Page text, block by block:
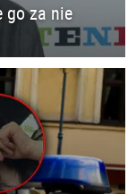
go za nie